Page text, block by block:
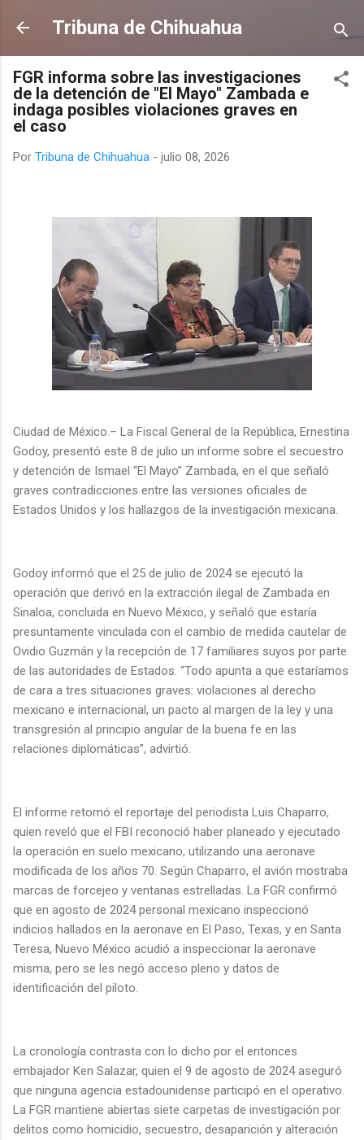
Ir al contenido principal
Tribuna de Chihuahua
FGR informa sobre las investigaciones
de la detención de "El Mayo" Zambada e
indaga posibles violaciones graves en
el caso
Por Tribuna de Chihuahua - julio 08, 2026
Ciudad de México.– La Fiscal General de la República, Ernestina
Godoy, presentó este 8 de julio un informe sobre el secuestro
y detención de Ismael “El Mayo” Zambada, en el que señaló
graves contradicciones entre las versiones oficiales de
Estados Unidos y los hallazgos de la investigación mexicana.
Godoy informó que el 25 de julio de 2024 se ejecutó la
operación que derivó en la extracción ilegal de Zambada en
Sinaloa, concluida en Nuevo México, y señaló que estaría
presuntamente vinculada con el cambio de medida cautelar de
Ovidio Guzmán y la recepción de 17 familiares suyos por parte
de las autoridades de Estados. “Todo apunta a que estaríamos
de cara a tres situaciones graves: violaciones al derecho
mexicano e internacional, un pacto al margen de la ley y una
transgresión al principio angular de la buena fe en las
relaciones diplomáticas”, advirtió.
El informe retomó el reportaje del periodista Luis Chaparro,
quien reveló que el FBI reconoció haber planeado y ejecutado
la operación en suelo mexicano, utilizando una aeronave
modificada de los años 70. Según Chaparro, el avión mostraba
marcas de forcejeo y ventanas estrelladas. La FGR confirmó
que en agosto de 2024 personal mexicano inspeccionó
indicios hallados en la aeronave en El Paso, Texas, y en Santa
Teresa, Nuevo México acudió a inspeccionar la aeronave
misma, pero se les negó acceso pleno y datos de
identificación del piloto.
La cronología contrasta con lo dicho por el entonces
embajador Ken Salazar, quien el 9 de agosto de 2024 aseguró
que ninguna agencia estadounidense participó en el operativo.
La FGR mantiene abiertas siete carpetas de investigación por
delitos como homicidio, secuestro, desaparición y alteración